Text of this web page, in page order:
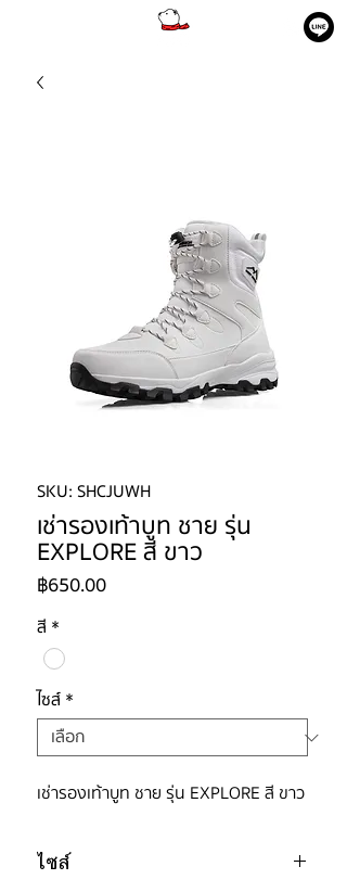
SKU: SHCJUWH
เช่ารองเท้าบูท ชาย รุ่น
EXPLORE สี ขาว
฿650.00ราคา
สี *
ไซส์ *
เช่ารองเท้าบูท ชาย รุ่น EXPLORE สี ขาว
ไซส์